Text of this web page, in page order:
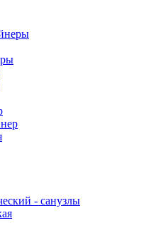
- санузлы